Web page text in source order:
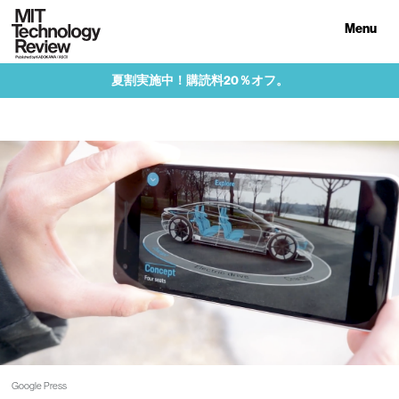
Menu
夏割実施中！購読料20％オフ。
Google Press